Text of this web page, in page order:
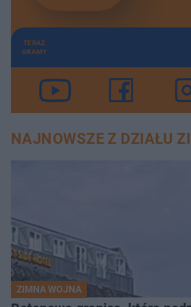
TERAZ
GRAMY
NAJNOWSZE Z DZIAŁU
ZIMNA WOJNA